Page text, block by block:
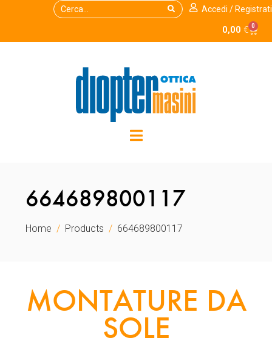
Accedi / Registrati
0,00 € 0
664689800117
Home Products 664689800117
MONTATURE DA
SOLE